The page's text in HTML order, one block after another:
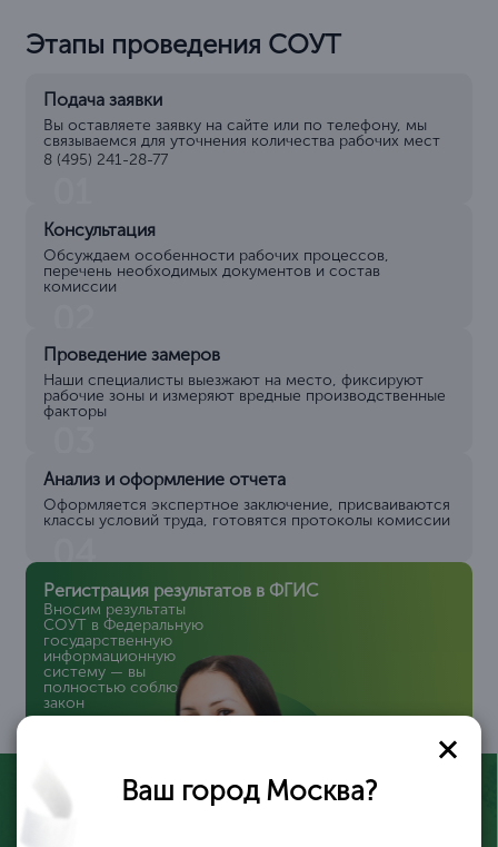
Этапы проведения СОУТ
Подача заявки
Вы оставляете заявку на сайте или по телефону, мы
связываемся для уточнения количества рабочих мест
8 (495) 241-28-77
Консультация
Обсуждаем особенности рабочих процессов,
перечень необходимых документов и состав
комиссии
Проведение замеров
Наши специалисты выезжают на место, фиксируют
рабочие зоны и измеряют вредные производственные
факторы
Анализ и оформление отчета
Оформляется экспертное заключение, присваиваются
классы условий труда, готовятся протоколы комиссии
04
Регистрация результатов в ФГИС
Вносим результаты
СОУТ в Федеральную
государственную
информационную
систему — вы
полностью соблюдаете
закон
Ваш город Москва?